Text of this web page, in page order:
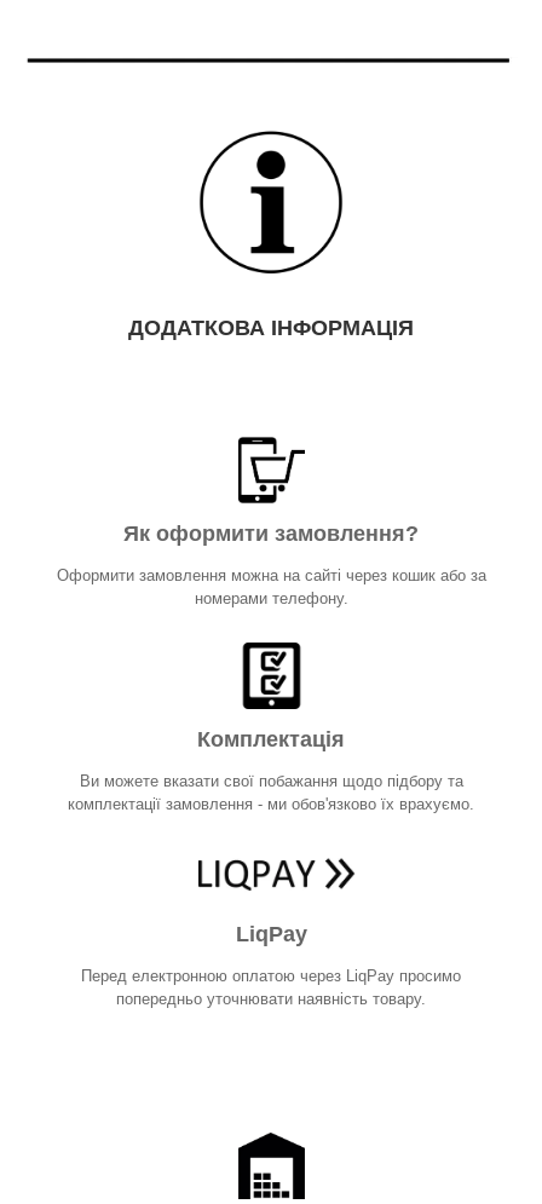
ДОДАТКОВА ІНФОРМАЦІЯ
Як оформити замовлення?
Оформити замовлення можна на сайті через кошик або за
номерами телефону.
Комплектація
Ви можете вказати свої побажання щодо підбору та
комплектації замовлення - ми обов'язково їх врахуємо.
LiqPay
Перед електронною оплатою через LiqPay просимо
попередньо уточнювати наявність товару.